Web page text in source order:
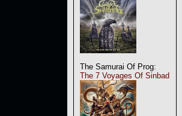
The Samurai Of Prog:
The 7 Voyages Of Sinbad